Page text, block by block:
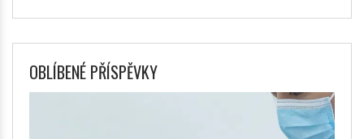
OBLÍBENÉ PŘÍSPĚVKY